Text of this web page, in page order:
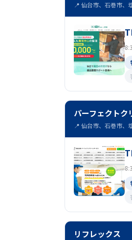
📍 仙台市、石巻市、
パーフェクトク
📍 仙台市、石巻市、
リフレックス